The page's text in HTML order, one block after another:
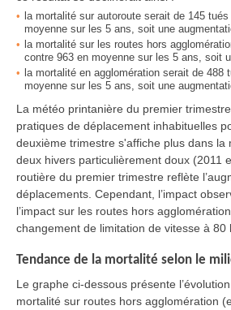
la mortalité sur autoroute serait de 145
moyenne sur les 5 ans, soit une
la mortalité sur les routes hors
contre 963 en moyenne sur les 5 ans, soit
la mortalité en agglomération serait de 488
moyenne sur les 5 ans, soit une
La météo printanière du premier
pratiques de déplacement inhabituelles
deuxième trimestre s'affiche plus dans la
deux hivers particulièrement doux (2011
routière du premier trimestre reflète
déplacements. Cependant, l’impact
l’impact sur les routes hors
changement de limitation de vitesse à 80
Tendance de la mortalité selon le
Le graphe ci-dessous présente
mortalité sur routes hors agglomération